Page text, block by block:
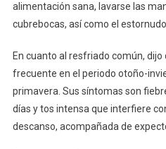
alimentación sana, lavarse las
cubrebocas, así como el
En cuanto al resfriado común,
frecuente en el periodo otoño-
primavera. Sus síntomas son
días y tos intensa que interfiere
descanso, acompañada de